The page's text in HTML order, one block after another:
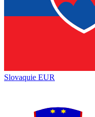
Slovaquie EUR